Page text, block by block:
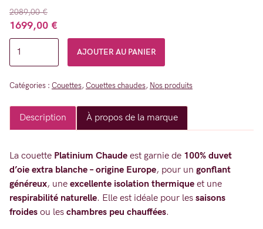
2089,00€
Le
prix
initial
2089,00 €.
1699,00 €Le
prix
actuel
1699,00 €.
quantité
Naturelle
Platinium
Chaude
100%
AJOUTER AU PANIER
Catégories : Couettes,Couettes chaudes, Nos produits
Description À propos de la marque
La couette Platinium Chaude est garnie de 100% duvet
d’oie extra blanche – origine Europe, pour un gonflant
généreux, une excellente isolation thermique et une
respirabilité naturelle. Elle est idéale pour les saisons
froides ou les chambres peu chauffées.